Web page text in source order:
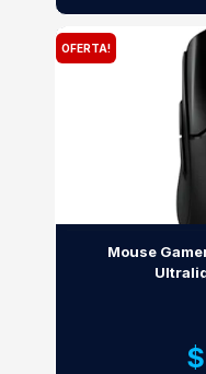
OFERTA!
Mouse